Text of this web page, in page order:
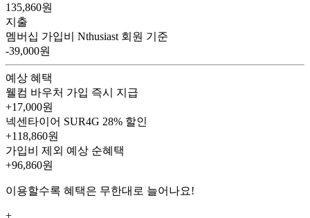
135,860원
지출
멤버십 가입비
Nthusiast 회원 기준
-39,000원
예상 혜택
웰컴 바우처 가입 즉시 지급
+17,000원
넥센타이어 SUR4G 28% 할인
+118,860원
가입비 제외 예상 순혜택
+96,860원
이용할수록 혜택은 무한대로 늘어나요!
+